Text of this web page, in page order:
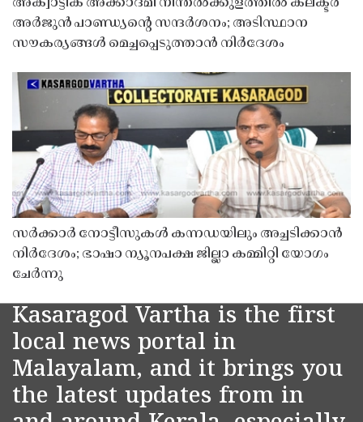
അർജുൻ പാണ്ഡ്യൻ്റെ സന്ദർശനം; അടിസ്ഥാന
സൗകര്യങ്ങൾ മെച്ചപ്പെടുത്താൻ നിർദേശം
സർക്കാർ നോട്ടീസുകൾ കന്നഡയിലും അച്ചടിക്കാൻ
നിർദേശം; ഭാഷാ ന്യൂനപക്ഷ ജില്ലാ കമ്മിറ്റി യോഗം
ചേർന്നു
Kasaragod Vartha is the first
local news portal in
Malayalam, and it brings you
the latest updates from in